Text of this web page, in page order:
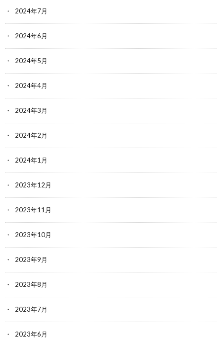
2024年7月
2024年6月
2024年5月
2024年4月
2024年3月
2024年2月
2024年1月
2023年12月
2023年11月
2023年10月
2023年9月
2023年8月
2023年7月
2023年6月